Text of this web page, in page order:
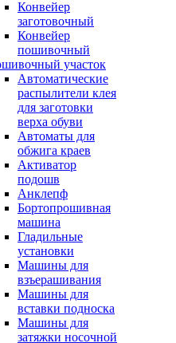
Конвейер
заготовочный
Конвейер
пошивочный
участок
Автоматические
распылители клея
для заготовки
верха обуви
Автоматы для
обжига краев
Активатор
подошв
Анклепф
Бортопрошивная
машина
Гладильные
установки
Машины для
взъерашивания
Машины для
вставки подноска
Машины для
затяжки носочной